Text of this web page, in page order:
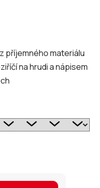
příjemného materiálu
na hrudi a nápisem